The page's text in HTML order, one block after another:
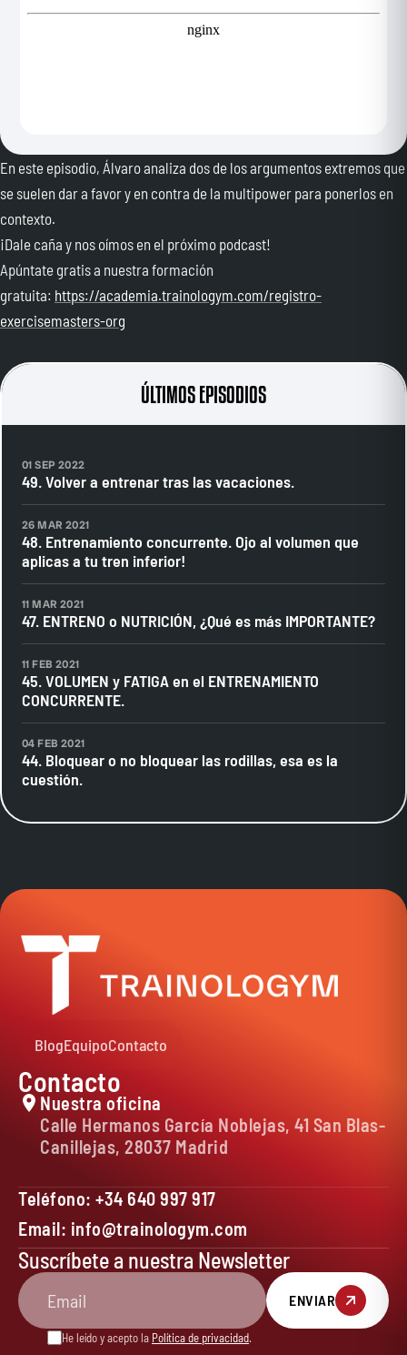
En este episodio, Álvaro analiza dos de los argumentos extremos que
se suelen dar a favor y en contra de la multipower para ponerlos en
contexto.
¡Dale caña y nos oímos en el próximo podcast!
Apúntate gratis a nuestra formación
gratuita: https://academia.trainologym.com/registro-
exercisemasters-org
ÚLTIMOS EPISODIOS
01 SEP 2022
49. Volver a entrenar tras las vacaciones.
26 MAR 2021
48. Entrenamiento concurrente. Ojo al volumen que
aplicas a tu tren inferior!
11 MAR 2021
47. ENTRENO o NUTRICIÓN, ¿Qué es más IMPORTANTE?
11 FEB 2021
45. VOLUMEN y FATIGA en el ENTRENAMIENTO
CONCURRENTE.
04 FEB 2021
44. Bloquear o no bloquear las rodillas, esa es la
cuestión.
Contacto
Nuestra oficina
Calle Hermanos García Noblejas, 41 San Blas-
Canillejas, 28037 Madrid
Teléfono: +34 640 997 917
Email: info@trainologym.com
BlogEquipoContacto
Suscríbete a nuestra Newsletter
ENVIAR
He leído y acepto la Política de privacidad.